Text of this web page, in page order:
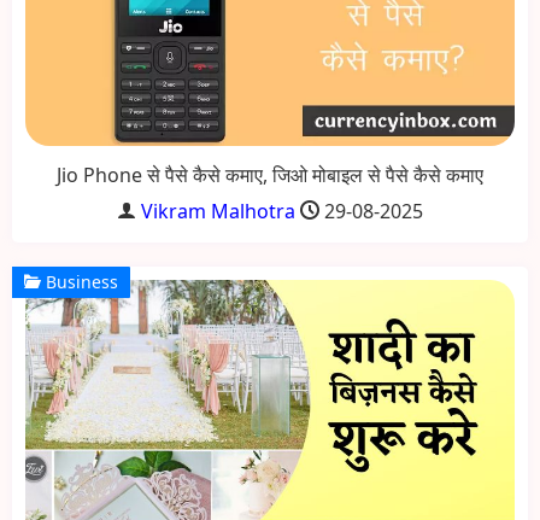
Jio Phone से पैसे कैसे कमाए, जिओ मोबाइल से पैसे कैसे कमाए
Vikram Malhotra
29-08-2025
Business